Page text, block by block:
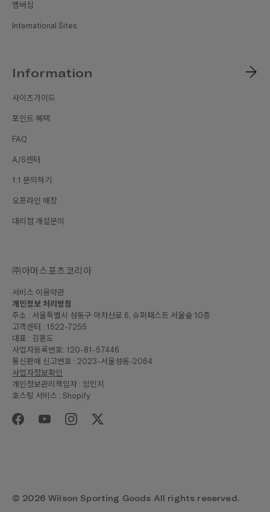
합계
멤버십
International Sites
Information
사이즈가이드
포인트 혜택
FAQ
A/S센터
1:1 문의하기
오프라인 매장
대리점 개설문의
㈜아머스포츠코리아
서비스 이용약관
개인정보 처리방침
주소 : 서울특별시 성동구 아차산로 6, 슈퍼패스트 서울숲 10층
고객센터 : 1522-7255
대표 : 김훈도
사업자등록번호: 120-81-57446
통신판매 신고번호 : 2023-서울성동-2064
사업자정보확인
개인정보관리책임자 : 임민지
호스팅 서비스 : Shopify
© 2026 Wilson Sporting Goods All rights reserved.